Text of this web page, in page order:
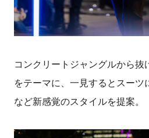
コンクリートジャングルから抜
をテーマに、一見するとスーツ
など新感覚のスタイルを提案。